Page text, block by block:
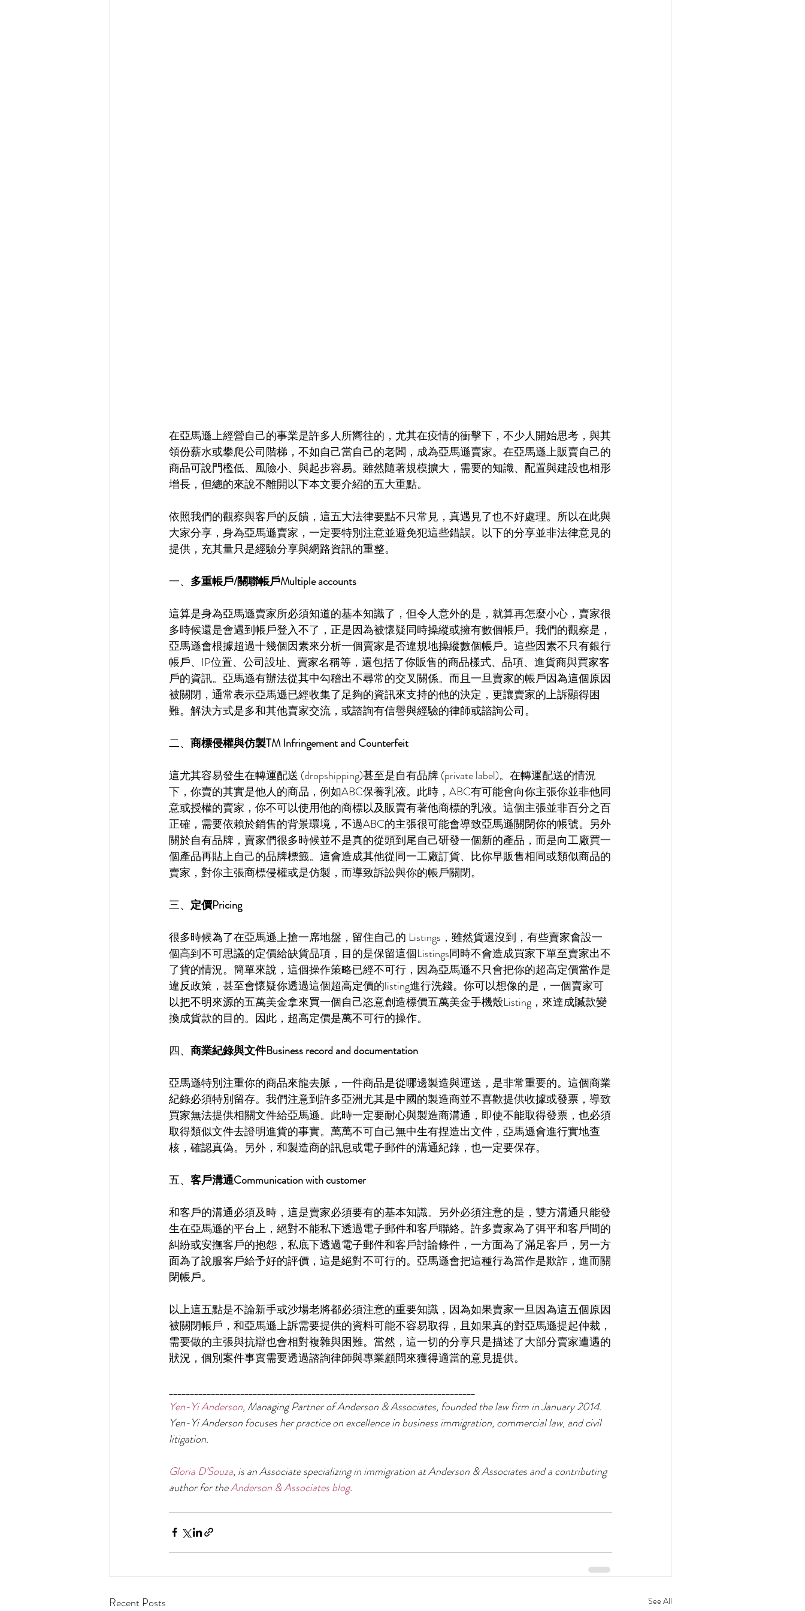
在亞馬遜上經營自己的事業是許多人所嚮往的，尤其在疫情的衝擊下，不少人開始思考，與其
領份薪水或攀爬公司階梯，不如自己當自己的老闆，成為亞馬遜賣家。在亞馬遜上販賣自己的
商品可說門檻低、風險小、與起步容易。雖然隨著規模擴大，需要的知識、配置與建設也相形
增長，但總的來說不離開以下本文要介紹的五大重點。
依照我們的觀察與客戶的反饋，這五大法律要點不只常見，真遇見了也不好處理。所以在此與
大家分享，身為亞馬遜賣家，一定要特別注意並避免犯這些錯誤。以下的分享並非法律意見的
提供，充其量只是經驗分享與網路資訊的重整。
一、 多重帳戶/關聯帳戶Multiple accounts
這算是身為亞馬遜賣家所必須知道的基本知識了，但令人意外的是，就算再怎麼小心，賣家很
多時候還是會遇到帳戶登入不了，正是因為被懷疑同時操縱或擁有數個帳戶。我們的觀察是，
亞馬遜會根據超過十幾個因素來分析一個賣家是否違規地操縱數個帳戶。這些因素不只有銀行
帳戶、IP位置、公司設址、賣家名稱等，還包括了你販售的商品樣式、品項、進貨商與買家客
戶的資訊。亞馬遜有辦法從其中勾稽出不尋常的交叉關係。而且一旦賣家的帳戶因為這個原因
被關閉，通常表示亞馬遜已經收集了足夠的資訊來支持的他的決定，更讓賣家的上訴顯得困
難。解決方式是多和其他賣家交流，或諮詢有信譽與經驗的律師或諮詢公司。
二、 商標侵權與仿製TM Infringement and Counterfeit
這尤其容易發生在轉運配送 (dropshipping)甚至是自有品牌 (private label)。在轉運配送的情況
下，你賣的其實是他人的商品，例如ABC保養乳液。此時，ABC有可能會向你主張你並非他同
意或授權的賣家，你不可以使用他的商標以及販賣有著他商標的乳液。這個主張並非百分之百
正確，需要依賴於銷售的背景環境，不過ABC的主張很可能會導致亞馬遜關閉你的帳號。另外
關於自有品牌，賣家們很多時候並不是真的從頭到尾自己研發一個新的產品，而是向工廠買一
個產品再貼上自己的品牌標籤。這會造成其他從同一工廠訂貨、比你早販售相同或類似商品的
賣家，對你主張商標侵權或是仿製，而導致訴訟與你的帳戶關閉。
三、 定價Pricing
很多時候為了在亞馬遜上搶一席地盤，留住自己的 Listings，雖然貨還沒到，有些賣家會設一
個高到不可思議的定價給缺貨品項，目的是保留這個Listings同時不會造成買家下單至賣家出不
了貨的情況。簡單來說，這個操作策略已經不可行，因為亞馬遜不只會把你的超高定價當作是
違反政策，甚至會懷疑你透過這個超高定價的listing進行洗錢。你可以想像的是，一個賣家可
以把不明來源的五萬美金拿來買一個自己恣意創造標價五萬美金手機殼Listing，來達成贓款變
換成貨款的目的。因此，超高定價是萬不可行的操作。
四、 商業紀錄與文件Business record and documentation
亞馬遜特別注重你的商品來龍去脈，一件商品是從哪邊製造與運送，是非常重要的。這個商業
紀錄必須特別留存。我們注意到許多亞洲尤其是中國的製造商並不喜歡提供收據或發票，導致
買家無法提供相關文件給亞馬遜。此時一定要耐心與製造商溝通，即使不能取得發票，也必須
取得類似文件去證明進貨的事實。萬萬不可自己無中生有捏造出文件，亞馬遜會進行實地查
核，確認真偽。另外，和製造商的訊息或電子郵件的溝通紀錄，也一定要保存。
五、 客戶溝通Communication with customer
和客戶的溝通必須及時，這是賣家必須要有的基本知識。另外必須注意的是，雙方溝通只能發
生在亞馬遜的平台上，絕對不能私下透過電子郵件和客戶聯絡。許多賣家為了弭平和客戶間的
糾紛或安撫客戶的抱怨，私底下透過電子郵件和客戶討論條件，一方面為了滿足客戶，另一方
面為了說服客戶給予好的評價，這是絕對不可行的。亞馬遜會把這種行為當作是欺詐，進而關
閉帳戶。
以上這五點是不論新手或沙場老將都必須注意的重要知識，因為如果賣家一旦因為這五個原因
被關閉帳戶，和亞馬遜上訴需要提供的資料可能不容易取得，且如果真的對亞馬遜提起仲裁，
需要做的主張與抗辯也會相對複雜與困難。當然，這一切的分享只是描述了大部分賣家遭遇的
狀況，個別案件事實需要透過諮詢律師與專業顧問來獲得適當的意見提供。
_________________________________________________________________________
Yen-Yi Anderson, Managing Partner of Anderson & Associates, founded the law firm in January 2014.
Yen-Yi Anderson focuses her practice on excellence in business immigration, commercial law, and civil
litigation.
Gloria D’Souza, is an Associate specializing in immigration at Anderson & Associates and a contributing
author for the Anderson & Associates blog.
Recent Posts See All